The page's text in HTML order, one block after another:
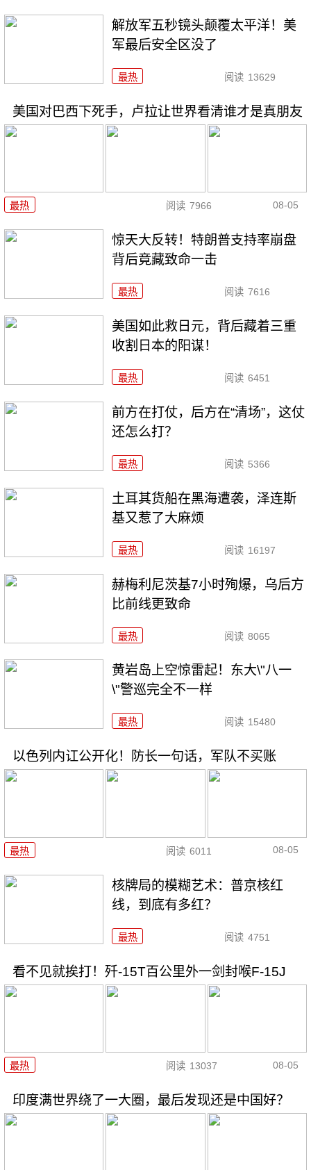
解放军五秒镜头颠覆太平洋！美
军最后安全区没了
最热 阅读 13629
美国对巴西下死手，卢拉让世界看清谁才是真朋友
最热 阅读 7966 08-05
惊天大反转！特朗普支持率崩盘
背后竟藏致命一击
最热 阅读 7616
美国如此救日元，背后藏着三重
收割日本的阳谋！
最热 阅读 6451
前方在打仗，后方在“清场”，这仗
还怎么打？
最热 阅读 5366
土耳其货船在黑海遭袭，泽连斯
基又惹了大麻烦
最热 阅读 16197
赫梅利尼茨基7小时殉爆，乌后方
比前线更致命
最热 阅读 8065
黄岩岛上空惊雷起！东大\"八一
\"警巡完全不一样
最热 阅读 15480
以色列内讧公开化！防长一句话，军队不买账
最热 阅读 6011 08-05
核牌局的模糊艺术：普京核红
线，到底有多红？
最热 阅读 4751
看不见就挨打！歼-15T百公里外一剑封喉F-15J
最热 阅读 13037 08-05
印度满世界绕了一大圈，最后发现还是中国好？